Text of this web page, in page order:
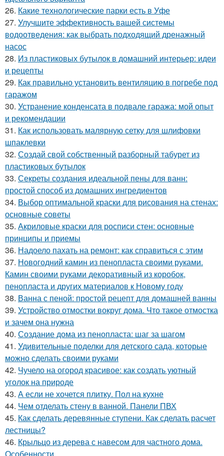
26. Какие технологические парки есть в Уфе
27. Улучшите эффективность вашей системы
водоотведения: как выбрать подходящий дренажный
насос
28. Из пластиковых бутылок в домашний интерьер: идеи
и рецепты
29. Как правильно установить вентиляцию в погребе под
гаражом
30. Устранение конденсата в подвале гаража: мой опыт
и рекомендации
31. Как использовать малярную сетку для шлифовки
шпаклевки
32. Создай свой собственный разборный табурет из
пластиковых бутылок
33. Секреты создания идеальной пены для ванн:
простой способ из домашних ингредиентов
34. Выбор оптимальной краски для рисования на стенах:
основные советы
35. Акриловые краски для росписи стен: основные
принципы и приемы
36. Надоело пахать на ремонт: как справиться с этим
37. Новогодний камин из пенопласта своими руками.
Камин своими руками декоративный из коробок,
пенопласта и других материалов к Новому году
38. Ванна с пеной: простой рецепт для домашней ванны
39. Устройство отмостки вокруг дома. Что такое отмостка
и зачем она нужна
40. Создание дома из пенопласта: шаг за шагом
41. Удивительные поделки для детского сада, которые
можно сделать своими руками
42. Чучело на огород красивое: как создать уютный
уголок на природе
43. А если не хочется плитку. Пол на кухне
44. Чем отделать стену в ванной. Панели ПВХ
45. Как сделать деревянные ступени. Как сделать расчет
лестницы?
46. Крыльцо из дерева с навесом для частного дома.